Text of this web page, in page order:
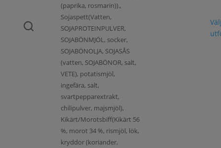
(paprika, rosmarin)).,
Sojaspett(Vatten,
SOJAPROTEINPULVER,
SOJABÖNMJÖL, socker,
SOJABÖNOLJA, SOJASÅS
(vatten, SOJABÖNOR, salt,
VETE), potatismjöl,
ingefära, salt,
svartpepparextrakt,
chilipulver, majsmjöl),
Kikärt/Morotsbiff(Kikärt 56
%, morot 34 %, rismjöl, lök,
kryddor (koriander,